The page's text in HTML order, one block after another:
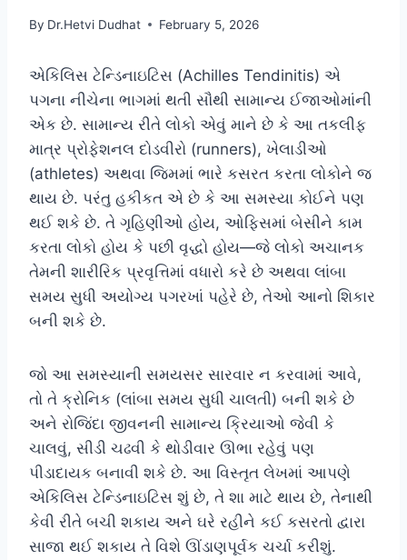
By Dr.Hetvi Dudhat February 5, 2026
એકિલિસ ટેન્ડિનાઇટિસ (Achilles Tendinitis) એ
પગના નીચેના ભાગમાં થતી સૌથી સામાન્ય ઈજાઓમાંની
એક છે. સામાન્ય રીતે લોકો એવું માને છે કે આ તકલીફ
માત્ર પ્રોફેશનલ દોડવીરો (runners), ખેલાડીઓ
(athletes) અથવા જિમમાં ભારે કસરત કરતા લોકોને જ
થાય છે. પરંતુ હકીકત એ છે કે આ સમસ્યા કોઈને પણ
થઈ શકે છે. તે ગૃહિણીઓ હોય, ઓફિસમાં બેસીને કામ
કરતા લોકો હોય કે પછી વૃદ્ધો હોય—જે લોકો અચાનક
તેમની શારીરિક પ્રવૃત્તિમાં વધારો કરે છે અથવા લાંબા
સમય સુધી અયોગ્ય પગરખાં પહેરે છે, તેઓ આનો શિકાર
બની શકે છે.
જો આ સમસ્યાની સમયસર સારવાર ન કરવામાં આવે,
તો તે ક્રોનિક (લાંબા સમય સુધી ચાલતી) બની શકે છે
અને રોજિંદા જીવનની સામાન્ય ક્રિયાઓ જેવી કે
ચાલવું, સીડી ચઢવી કે થોડીવાર ઊભા રહેવું પણ
પીડાદાયક બનાવી શકે છે. આ વિસ્તૃત લેખમાં આપણે
એકિલિસ ટેન્ડિનાઇટિસ શું છે, તે શા માટે થાય છે, તેનાથી
કેવી રીતે બચી શકાય અને ઘરે રહીને કઈ કસરતો દ્વારા
સાજા થઈ શકાય તે વિશે ઊંડાણપૂર્વક ચર્ચા કરીશું.